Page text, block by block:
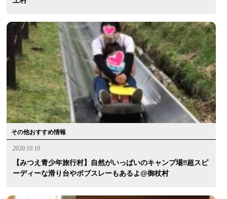
その他おすすめ情報
2020.10.10
【みつえ青少年旅行村】自然がいっぱいのキャンプ場‼︎超スピ
ーディーな滑り台やボブスレーもあるよ@御杖村